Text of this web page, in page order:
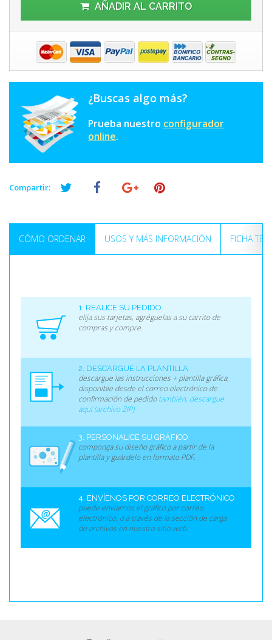
AÑADIR AL CARRITO
¿Buscas algo más?
Prueba nuestro configurador
online.
Compartir:
CÓMO ORDENAR USOS Y MÁS INFORMACIÓN FICHA
1. REALICE SU PEDIDO
elija sus tarjetas, agréguelas a su carrito de
compras y compre.
2. DESCARGUE LA PLANTILLA
descargue las instrucciones + plantilla gráfica,
disponible desde el correo electrónico de
confirmación de pedidotambién, descargue
aquí (archivo ZIP)
3. PERSONALICE SU GRÁFICO
componga su diseño gráfico a partir de la
plantilla y guárdelo en formato PDF.
4. ENVÍENOS POR CORREO ELECTRÓNICO
puede enviarnos el gráfico por correo
electrónico, o a través de la sección de carga
de archivos en nuestro sitio web.